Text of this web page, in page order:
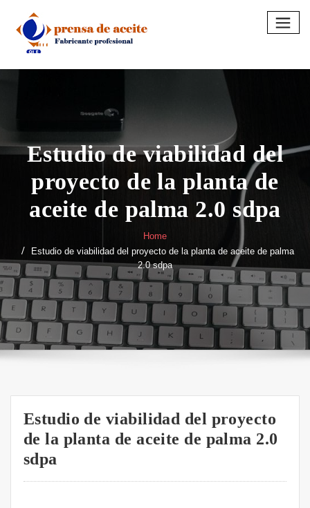
content
Estudio de viabilidad del
proyecto de la planta de
aceite de palma 2.0 sdpa
Home
Estudio de viabilidad del proyecto de la planta de aceite de palma
2.0 sdpa
Estudio de viabilidad del proyecto
de la planta de aceite de palma 2.0
sdpa